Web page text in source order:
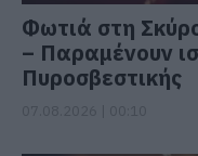
Φωτιά στη
– Παραμένουν
Πυροσβεστικής